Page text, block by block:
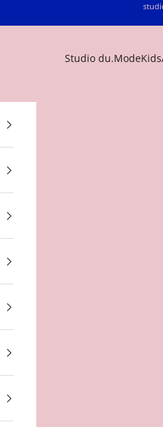
Studio du.ModeKids